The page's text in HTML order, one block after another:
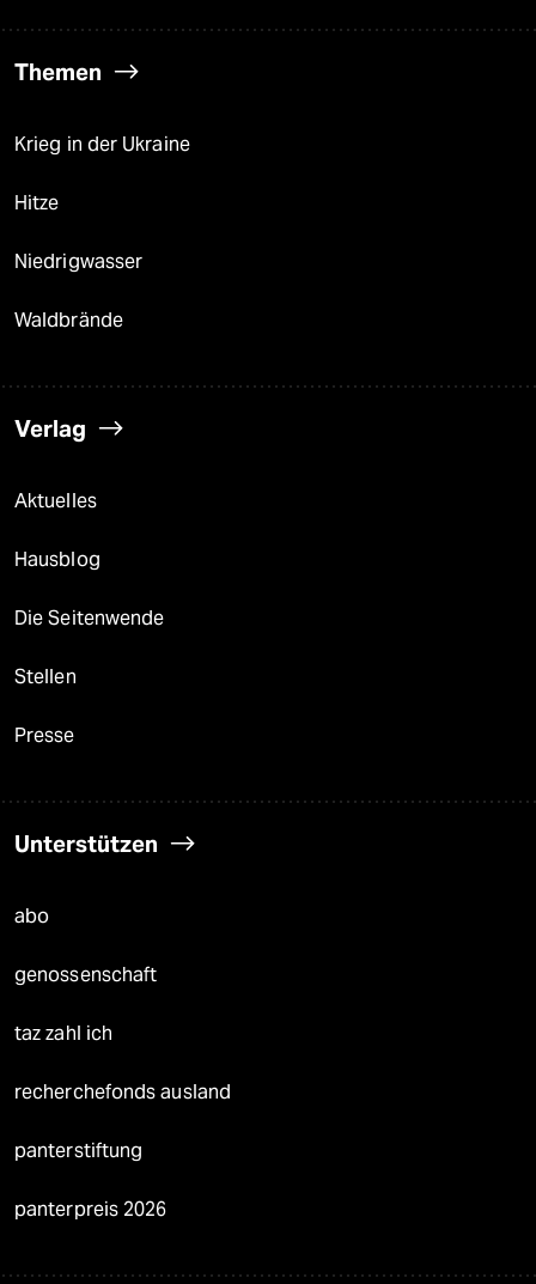
Themen
Krieg in der Ukraine
Hitze
Niedrigwasser
Waldbrände
Verlag
Aktuelles
Hausblog
Die Seitenwende
Stellen
Presse
Unterstützen
abo
genossenschaft
taz zahl ich
recherchefonds ausland
panterstiftung
panterpreis 2026